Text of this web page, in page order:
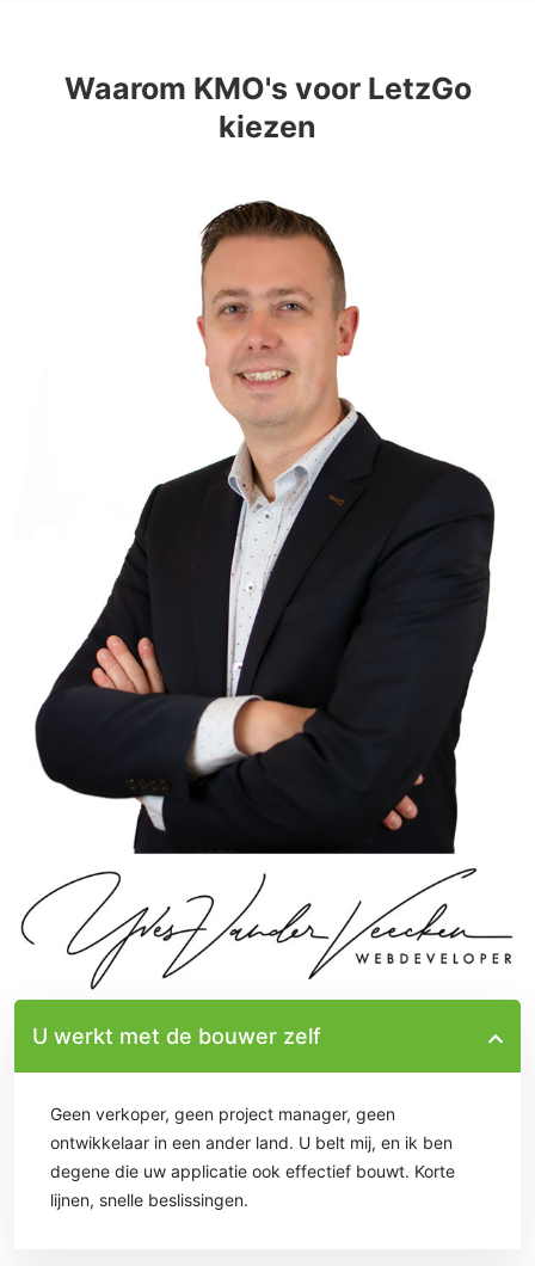
Waarom KMO's voor LetzGo
kiezen
U werkt met de bouwer zelf
Geen verkoper, geen project manager, geen
ontwikkelaar in een ander land. U belt mij, en ik ben
degene die uw applicatie ook effectief bouwt. Korte
lijnen, snelle beslissingen.